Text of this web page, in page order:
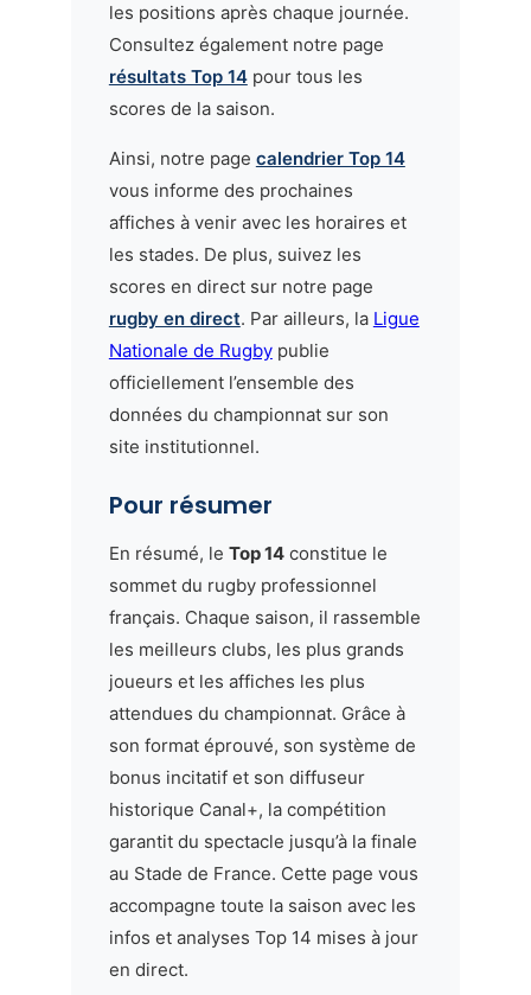
les positions après chaque journée.
Consultez également notre page
résultats Top 14pour tous les
scores de la saison.
Ainsi, notre page calendrier Top 14
vous informe des prochaines
affiches à venir avec les horaires et
les stades. De plus, suivez les
scores en direct sur notre page
rugby en direct. Par ailleurs, la Ligue
Nationale de Rugbypublie
officiellement l’ensemble des
données du championnat sur son
site institutionnel.
Pour résumer
En résumé, le Top 14constitue le
sommet du rugby professionnel
français. Chaque saison, il rassemble
les meilleurs clubs, les plus grands
joueurs et les affiches les plus
attendues du championnat. Grâce à
son format éprouvé, son système de
bonus incitatif et son diffuseur
historique Canal+, la compétition
garantit du spectacle jusqu’à la finale
au Stade de France. Cette page vous
accompagne toute la saison avec les
infos et analyses Top 14 mises à jour
en direct.